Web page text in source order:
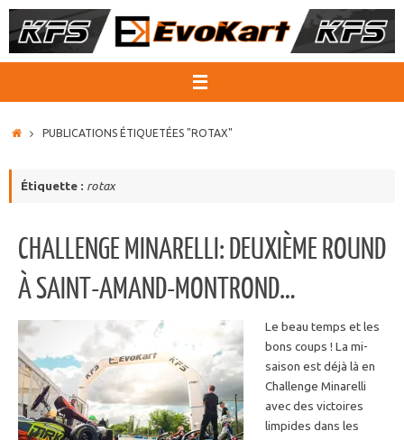
Passer
au
ACCUEIL
PUBLICATIONS ÉTIQUETÉES "ROTAX"
Étiquette : rotax
CHALLENGE MINARELLI: DEUXIÈME ROUND
À SAINT-AMAND-MONTROND…
Le beau temps et les
bons coups ! La mi-
saison est déjà là en
Challenge Minarelli
avec des victoires
limpides dans les